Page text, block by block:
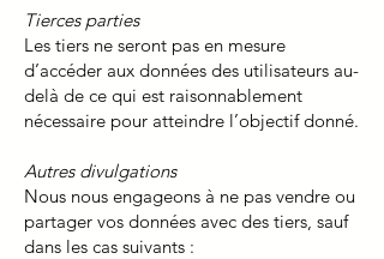
Tierces parties
Les tiers ne seront pas en mesure
d’accéder aux données des utilisateurs au-
delà de ce qui est raisonnablement
nécessaire pour atteindre l’objectif donné.
Autres divulgations
Nous nous engageons à ne pas vendre ou
partager vos données avec des tiers, sauf
dans les cas suivants :